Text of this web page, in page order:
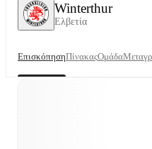
Winterthur
Ελβετία
ΕπισκόπησηΠίνακαςΟμάδα